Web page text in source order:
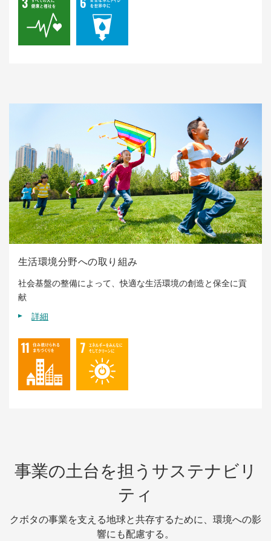
生活環境分野への取り組み
社会基盤の整備によって、快適な生活環境の創造と保全に貢
献
詳細
事業の土台を担うサステナビリ
ティ
クボタの事業を支える地球と共存するために、環境への影
響にも配慮する。